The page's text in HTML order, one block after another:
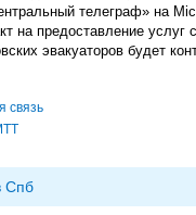
телеграф» на
на предоставление
эвакуаторов будет
связь
Спб